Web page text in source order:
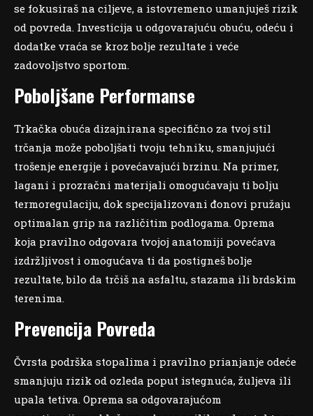
se fokusiraš na ciljeve, a istovremeno umanjuješ rizik
od povreda. Investicija u odgovarajuću obuću, odeću i
dodatke vraća se kroz bolje rezultate i veće
zadovoljstvo sportom.
Poboljšane Performanse
Trkačka obuća dizajnirana specifično za tvoj stil
trčanja može poboljšati tvoju tehniku, smanjujući
trošenje energije i povećavajući brzinu. Na primer,
lagani i prozračni materijali omogućavaju ti bolju
termoregulaciju, dok specijalizovani đonovi pružaju
optimalan grip na različitim podlogama. Oprema
koja pravilno odgovara tvojoj anatomiji povećava
izdržljivost i omogućava ti da postigneš bolje
rezultate, bilo da trčiš na asfaltu, stazama ili brdskim
terenima.
Prevencija Povreda
Čvrsta podrška stopalima i pravilno prianjanje odeće
smanjuju rizik od ozleda poput istegnuća, žuljeva ili
upala tetiva. Oprema sa odgovarajućom